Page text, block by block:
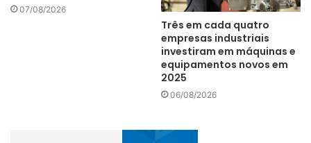
07/08/2026
Três em cada quatro
empresas industriais
investiram em máquinas e
equipamentos novos em
2025
06/08/2026